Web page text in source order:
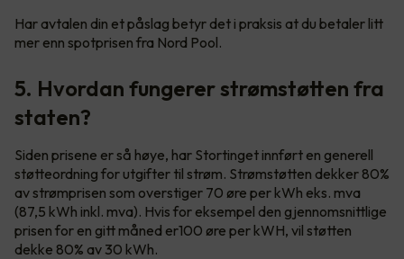
Har avtalen din et påslag betyr det i praksis at du betaler litt
mer enn spotprisen fra Nord Pool.
5. Hvordan fungerer strømstøtten fra
staten?
Siden prisene er så høye, har Stortinget innført en generell
støtteordning for utgifter til strøm. Strømstøtten dekker 80%
av strømprisen som overstiger 70 øre per kWh eks. mva
(87,5 kWh inkl. mva). Hvis for eksempel den gjennomsnittlige
prisen for en gitt måned er100 øre per kWH, vil støtten
dekke 80% av 30 kWh.